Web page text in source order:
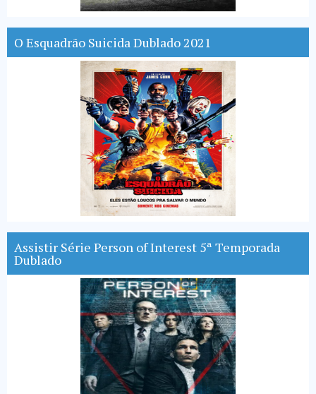
O Esquadrão Suicida Dublado 2021
Assistir Série Person of Interest 5ª Temporada
Dublado